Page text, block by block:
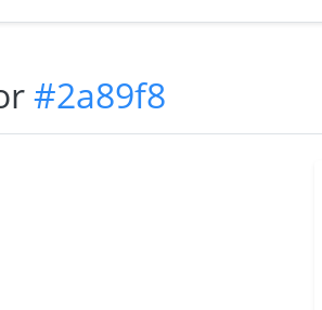
#2a89f8